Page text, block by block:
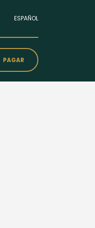
ESPAÑOL
PAGAR